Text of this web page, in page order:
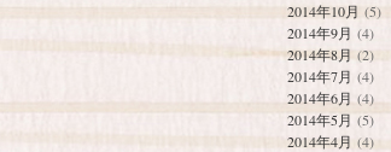
2014年10月 (5)
2014年9月 (4)
2014年8月 (2)
2014年7月 (4)
2014年6月 (4)
2014年5月 (5)
2014年4月 (4)